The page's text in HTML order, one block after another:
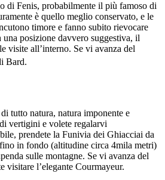
di Fenis, probabilmente il più famoso di
è quello meglio conservato, e le
timore e fanno subito rievocare
posizione davvero suggestiva, il
visite all’interno. Se vi avanza del
Bard.
tutto natura, natura imponente e
vertigini e volete regalarvi
prendete la Funivia dei Ghiacciai da
in fondo (altitudine circa 4mila metri)
sulle montagne. Se vi avanza del
visitare l’elegante Courmayeur.